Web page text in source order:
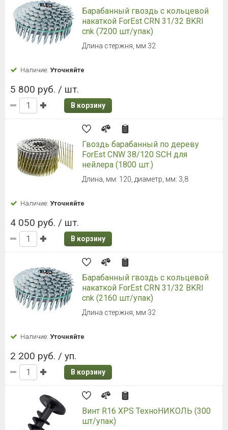
Барабанный гвоздь с кольцевой
накаткой ForEst CRN 31/32 BKRI
cnk (7200 шт/упак)
Длина стержня, мм 32
Наличие: Уточняйте
5 800 руб. / шт.
В корзину
Гвоздь барабанный по дереву
ForEst CNW 38/120 SCH для
нейлера (1800 шт.)
Длина, мм: 120, диаметр, мм: 3,8
Наличие: Уточняйте
4 050 руб. / шт.
В корзину
Барабанный гвоздь с кольцевой
накаткой ForEst CRN 31/32 BKRI
cnk (2160 шт/упак)
Длина стержня, мм 32
Наличие: Уточняйте
2 200 руб. / уп.
В корзину
Винт R16 XPS ТехноНИКОЛЬ (300
шт/упак)